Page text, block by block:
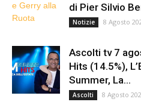
di Pier Silvio
Notizie 8 Agosto
Ascolti tv 7
Hits (14.5%),
Summer, La...
Ascolti 8 Agosto